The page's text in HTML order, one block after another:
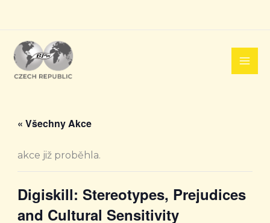
obsah
« Všechny Akce
akce již proběhla.
Digiskill: Stereotypes, Prejudices
and Cultural Sensitivity